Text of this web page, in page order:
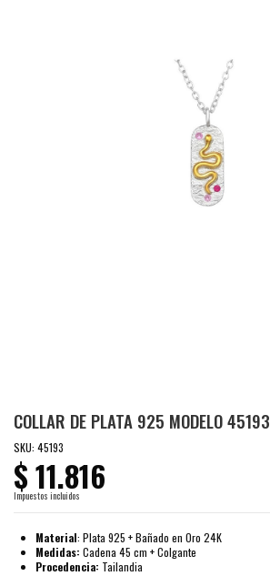
COLLAR DE PLATA 925 MODELO 45193
SKU: 45193
$ 11.816
Impuestos incluidos
Material: Plata 925 + Bañado en Oro 24K
Medidas: Cadena 45 cm + Colgante
Procedencia: Tailandia